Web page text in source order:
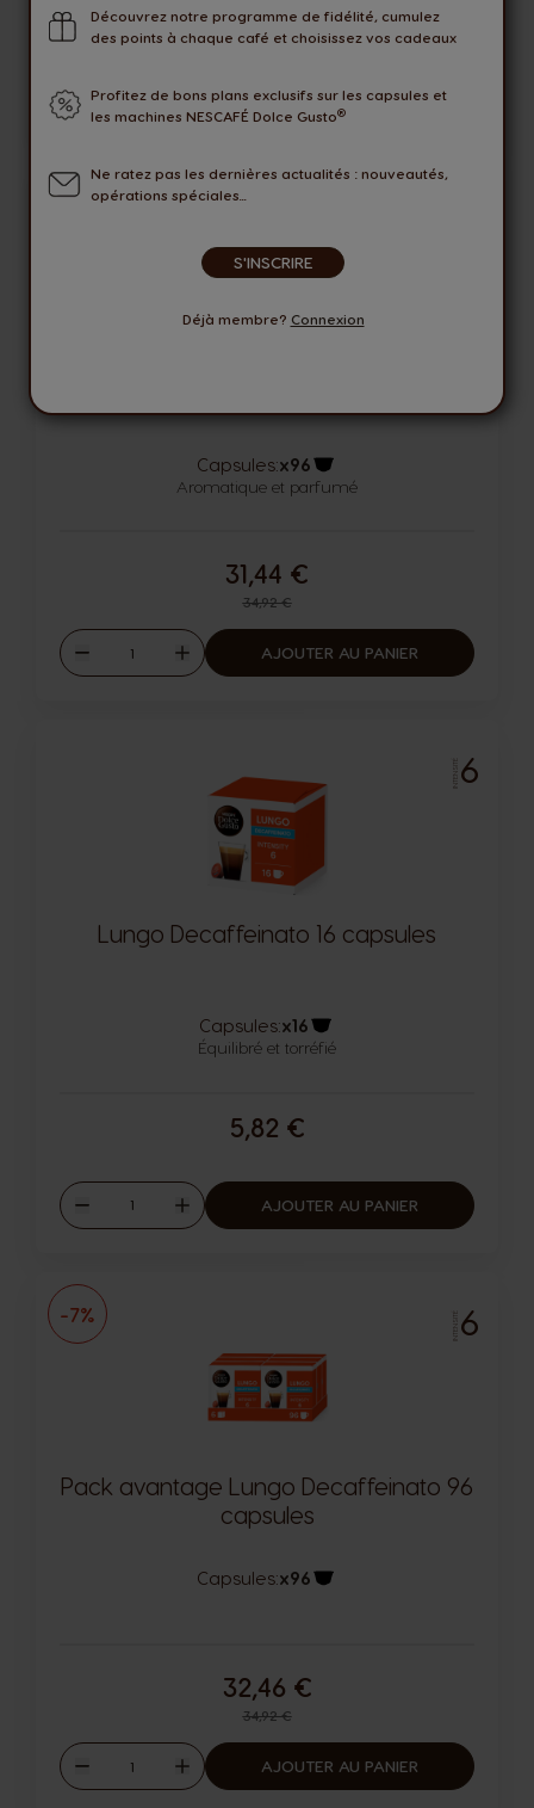
5,82 €
Diminuer
Quantité
Augmenter
AJOUTER AU PANIER
-10%
Capsules:x96
Icône capsules
Aromatique et parfumé
Prix normal
34,92 €
31,44 €
Diminuer
Quantité
Augmenter
AJOUTER AU PANIER
INTENSITÉ6
Lungo Decaffeinato 16 capsules
Capsules:x16
Icône capsules
Équilibré et torréfié
5,82 €
Diminuer
Quantité
Augmenter
AJOUTER AU PANIER
-7% INTENSITÉ6
Pack avantage Lungo Decaffeinato 96
capsules
Capsules:x96
Prix normal
34,92 €
32,46 €
Diminuer
Quantité
Augmenter
AJOUTER AU PANIER
Découvrez notre programme de fidélité, cumulez
des points à chaque café et choisissez vos cadeaux
Profitez de bons plans exclusifs sur les capsules et
les machines NESCAFÉ Dolce Gusto®
Ne ratez pas les dernières actualités : nouveautés,
opérations spéciales...
S'INSCRIRE
Déjà membre? Connexion